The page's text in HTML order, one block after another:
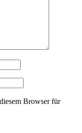
Browser für